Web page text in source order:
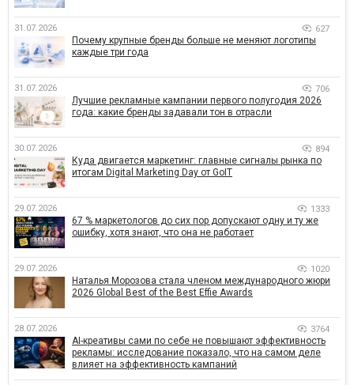
31.07.2026 627
Почему крупные бренды больше не меняют логотипы
каждые три года
31.07.2026 706
Лучшие рекламные кампании первого полугодия 2026
года: какие бренды задавали тон в отрасли
30.07.2026 894
Куда двигается маркетинг: главные сигналы рынка по
итогам Digital Marketing Day от GoIT
29.07.2026 1333
67 % маркетологов до сих пор допускают одну и ту же
ошибку, хотя знают, что она не работает
29.07.2026 1020
Наталья Морозова стала членом международного жюри
2026 Global Best of the Best Effie Awards
28.07.2026 3764
AI-креативы сами по себе не повышают эффективность
рекламы: исследование показало, что на самом деле
влияет на эффективность кампаний